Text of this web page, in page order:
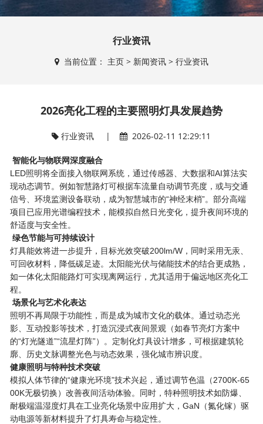
行业资讯
当前位置： 主页> 新闻资讯> 行业资讯
2026亮化工程的主要照明灯具发展趋势
行业资讯 | 2026-02-11 12:29:11
智能化与物联网深度融合
LED照明将全面接入物联网系统，通过传感器、大数据和AI算法实
现动态调节。例如智慧路灯可根据车流量自动调节亮度，或与交通
信号、环境监测设备联动，成为智慧城市的“神经末梢”。部分高端
项目已应用光谱编程技术，能模拟自然日光变化，提升夜间环境的
舒适度与安全性。
绿色节能与可持续设计
灯具能效将进一步提升，目标光效突破200lm/W，同时采用无汞、
可回收材料，降低碳足迹。太阳能光伏与储能技术的结合更成熟，
如一体化太阳能路灯可实现离网运行，尤其适用于偏远地区亮化工
程。
场景化与艺术化表达
照明不再局限于功能性，而是成为城市文化的载体。通过动态光
影、互动投影等技术，打造沉浸式夜间景观（如春节亮灯方案中
的“灯光隧道”“流星灯阵”）。定制化灯具设计增多，可根据建筑轮
廓、历史文脉调整光色与动态效果，强化城市辨识度。
健康照明与特种技术突破
模拟人体节律的“健康光环境”技术兴起，通过调节色温（2700K-65
00K无极切换）改善夜间活动体验。同时，特种照明技术如防爆、
耐极端温湿度灯具在工业亮化场景中应用扩大，GaN（氮化镓）驱
动电源等新材料提升了灯具寿命与稳定性。